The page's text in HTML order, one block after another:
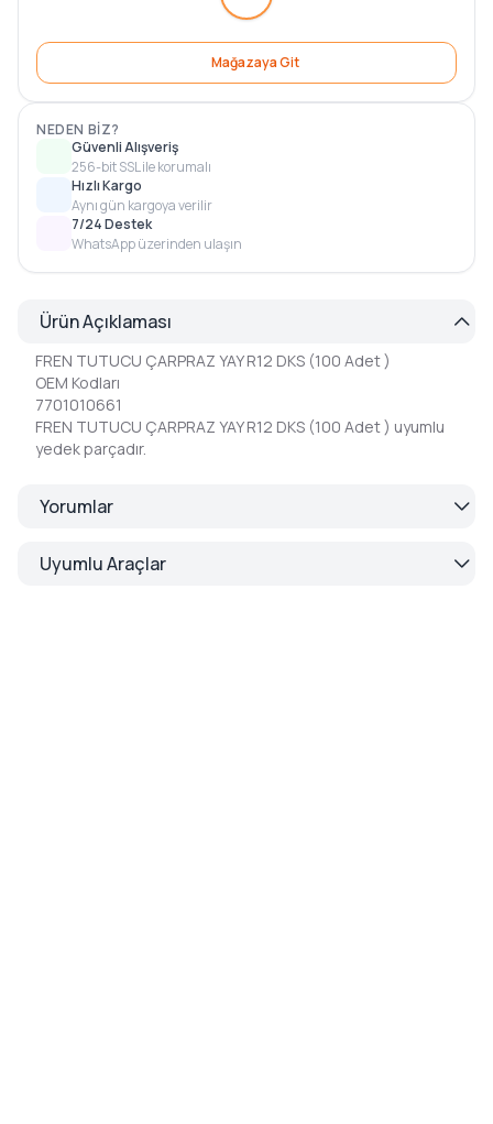
Mağazaya Git
NEDEN BIZ?
Güvenli Alışveriş
256-bit SSL ile korumalı
Hızlı Kargo
Aynı gün kargoya verilir
7/24 Destek
WhatsApp üzerinden ulaşın
Ürün Açıklaması
FREN TUTUCU ÇARPRAZ YAY R12 DKS (100 Adet )
OEM Kodları
7701010661
FREN TUTUCU ÇARPRAZ YAY R12 DKS (100 Adet ) uyumlu
yedek parçadır.
Yorumlar
Uyumlu Araçlar